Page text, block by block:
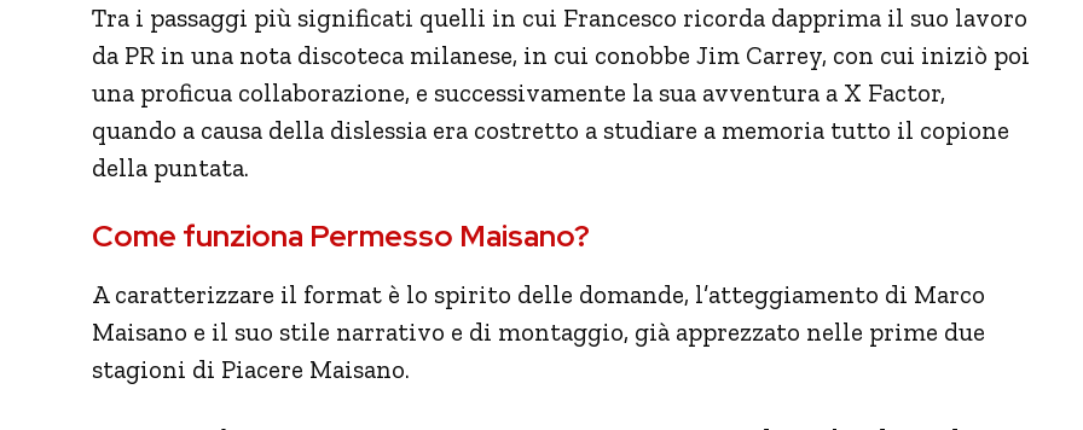
Tra i passaggi più significati quelli in cui Francesco ricorda dapprima il suo lavoro
da PR in una nota discoteca milanese, in cui conobbe Jim Carrey, con cui iniziò poi
una proficua collaborazione, e successivamente la sua avventura a X Factor,
quando a causa della dislessia era costretto a studiare a memoria tutto il copione
della puntata.
Come funziona Permesso Maisano?
A caratterizzare il format è lo spirito delle domande, l’atteggiamento di Marco
Maisano e il suo stile narrativo e di montaggio, già apprezzato nelle prime due
stagioni di Piacere Maisano.